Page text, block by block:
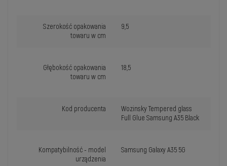
Szerokość opakowania
towaru w cm
9,5
Głębokość opakowania
towaru w cm
18,5
Kod producenta
Wozinsky Tempered glass
Full Glue Samsung A35 Black
Kompatybilność - model
urządzenia
Samsung Galaxy A35 5G